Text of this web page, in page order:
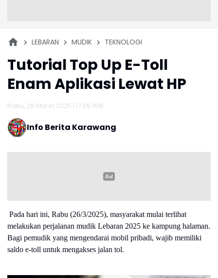
LEBARAN MUDIK TEKNOLOGI
Tutorial Top Up E-Toll
Enam Aplikasi Lewat HP
Rabu, 26 Maret 2025 | 17:09 WIB
Info Berita Karawang
Pada hari ini, Rabu (26/3/2025), masyarakat mulai terlihat
melakukan perjalanan mudik Lebaran 2025 ke kampung halaman.
Bagi pemudik yang mengendarai mobil pribadi, wajib memiliki
saldo e-toll untuk mengakses jalan tol.